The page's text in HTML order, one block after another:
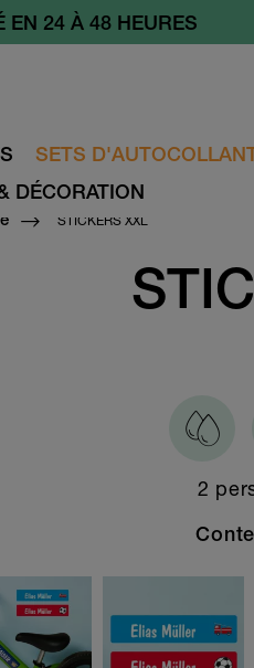
SETS
DÉCORATION
GRATUITE À PARTIR DE
STICKERS XXL
2